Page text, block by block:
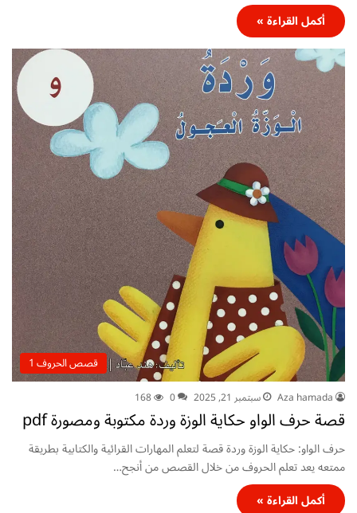
أكمل القراءة »
قصص الحروف 1
Aza hamada سبتمبر 21, 2025 0
168
قصة حرف الواو حكاية الوزة وردة مكتوبة ومصورة pdf
حرف الواو: حكاية الوزة وردة قصة لتعلم المهارات القرائية والكتابية بطريقة
ممتعه يعد تعلم الحروف من خلال القصص من أنجح…
أكمل القراءة »